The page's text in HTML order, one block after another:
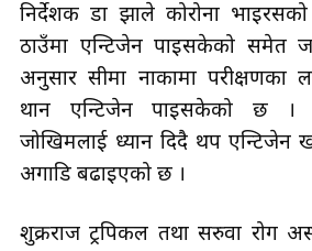
निर्देशक डा झाले कोरोना
ठाउँमा एन्टिजेन पाइसकेको समेत
अनुसार सीमा नाकामा परीक्षणका
थान एन्टिजेन पाइसकेको छ ।
जोखिमलाई ध्यान दिदै थप एन्टिजेन
अगाडि बढाइएको छ ।
शुक्रराज ट्रपिकल तथा सरुवा रोग